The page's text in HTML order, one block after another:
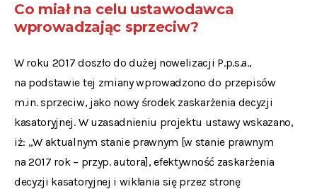
Co miał na celu ustawodawca
wprowadzając sprzeciw?
W roku 2017 doszło do dużej nowelizacji P.p.s.a.,
na podstawie tej zmiany wprowadzono do przepisów
m.in. sprzeciw, jako nowy środek zaskarżenia decyzji
kasatoryjnej. W uzasadnieniu projektu ustawy wskazano,
iż: „W aktualnym stanie prawnym [w stanie prawnym
na 2017 rok – przyp. autora], efektywność zaskarżenia
decyzji kasatoryjnej i wikłania się przez stronę